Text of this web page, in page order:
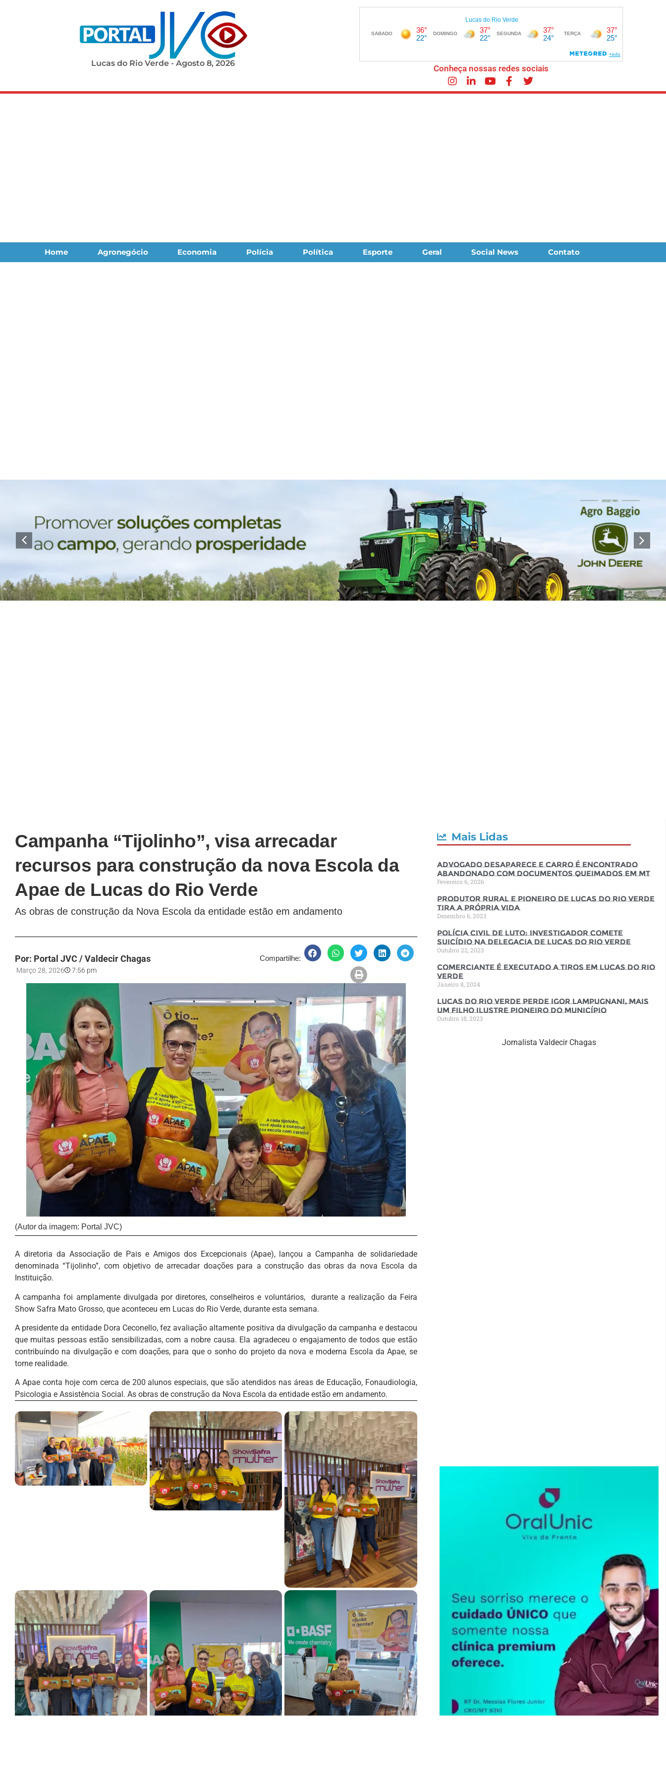
Lucas do Rio Verde - Agosto 8, 2026
Conheça nossas redes sociais
Home Agronegócio Economia Polícia Política Esporte Geral Social News Contato
Campanha “Tijolinho”, visa arrecadar
recursos para construção da nova Escola da
Apae de Lucas do Rio Verde
As obras de construção da Nova Escola da entidade estão em andamento
Por: Portal JVC / Valdecir Chagas
Março 28, 2026 7:56 pm
Compartilhe:
(Autor da imagem: Portal JVC)
A diretoria da Associação de Pais e Amigos dos Excepcionais (Apae), lançou a Campanha de solidariedade
denominada “Tijolinho”, com objetivo de arrecadar doações para a construção das obras da nova Escola da
Instituição.
A campanha foi amplamente divulgada por diretores, conselheiros e voluntários, durante a realização da Feira
Show Safra Mato Grosso, que aconteceu em Lucas do Rio Verde, durante esta semana.
A presidente da entidade Dora Ceconello, fez avaliação altamente positiva da divulgação da campanha e destacou
que muitas pessoas estão sensibilizadas, com a nobre causa. Ela agradeceu o engajamento de todos que estão
contribuíndo na divulgação e com doações, para que o sonho do projeto da nova e moderna Escola da Apae, se
torne realidade.
A Apae conta hoje com cerca de 200 alunos especiais, que são atendidos nas áreas de Educação, Fonaudiologia,
Psicologia e Assistência Social. As obras de construção da Nova Escola da entidade estão em andamento.
Mais Lidas
Advogado desaparece e carro é encontrado
abandonado com documentos queimados em MT
Fevereiro 6, 2026
Produtor rural e pioneiro de Lucas do Rio Verde
tira a própria vida
Dezembro 6, 2023
Polícia Civil de luto: Investigador comete
suicídio na Delegacia de Lucas do Rio Verde
Outubro 22, 2023
Comerciante é executado a tiros em Lucas do Rio
Verde
Janeiro 8, 2024
Lucas do Rio Verde perde Igor Lampugnani, mais
um filho ilustre pioneiro do município
Outubro 18, 2023
Jornalista Valdecir Chagas